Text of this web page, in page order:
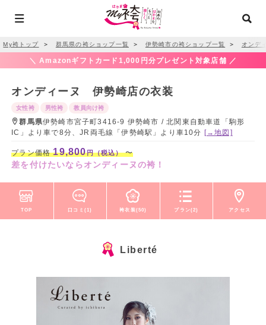
My袴トップ ＞ 群馬県の袴ショップ一覧 ＞ 伊勢崎市の袴ショップ一覧 ＞ オンデ
＼ Amazonギフトカード1,000円分プレゼント対象店舗 ／
オンディーヌ 伊勢崎店の衣装
女性袴 男性袴 教員向け袴
群馬県伊勢崎市宮子町3416-9 伊勢崎市 / 北関東自動車道「駒形
IC」より車で8分、JR両毛線「伊勢崎駅」より車10分 [→地図]
プラン価格19,800円（税込）〜
差を付けたいならオンディーヌの袴！
TOP 口コミ(1) 袴衣装(50) プラン(2) アクセス
Liberté